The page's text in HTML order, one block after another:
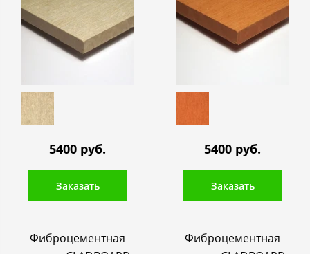
5400 руб.
Заказать
5400 руб.
Заказать
Фиброцементная
Фиброцементная